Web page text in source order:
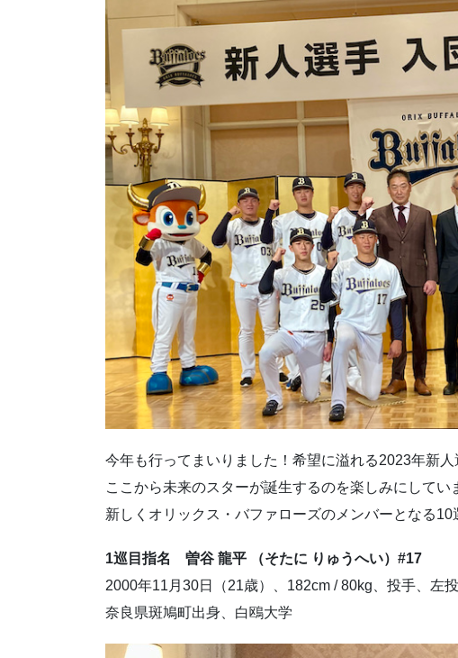
今年も行ってまいりました！ 希望に溢れる2023年新人
ここから未来のスターが誕生するのを楽しみにしてい
新しくオリックス・バファローズのメンバーとなる10
1巡目指名 曽谷 龍平 （そたに りゅうへい）#17
2000年11月30日（21歳）、182cm / 80kg、投手、左
奈良県斑鳩町出身、 白鴎大学